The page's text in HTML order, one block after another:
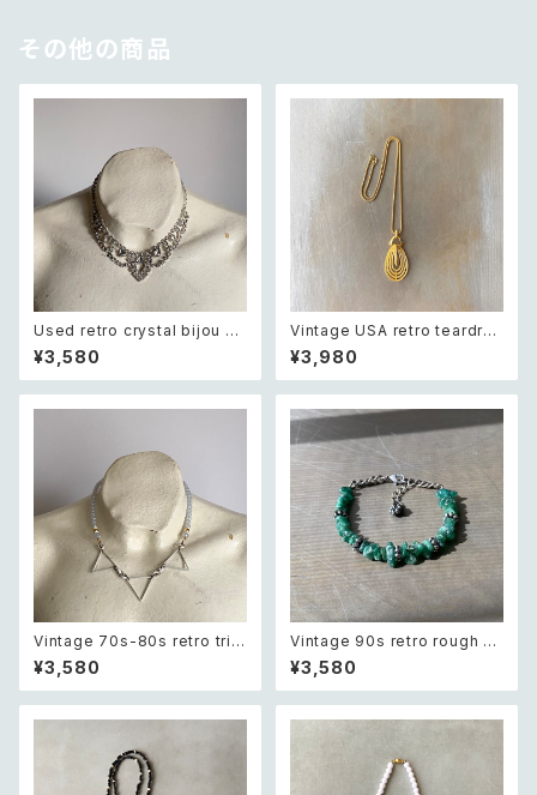
その他の商品
Used retro crystal bijou cl
assical design necklace レ
トロ ユーズド アクセサリー クリ
スタル ビジュー クラシカル デザ
¥3,580
Vintage USA retro teardro
p open charm necklace レ
トロ アメリカ ヴィンテージ アク
セサリー ゴールド ティアドロッ
¥3,980
Vintage 70s-80s retro tria
ngle design beads neckla
ce レトロ ヴィンテージ アクセ
サリー トライアングル デザイン
¥3,580
Vintage 90s retro rough cu
t green aventurine bracele
t レトロ ヴィンテージ アクセサ
リー 天然石 ラフカット グリーン
¥3,580